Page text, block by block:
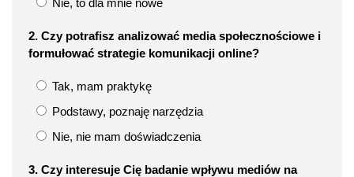
Nie, to dla mnie nowe
2. Czy potrafisz analizować media społecznościowe i
formułować strategie komunikacji online?
Tak, mam praktykę
Podstawy, poznaję narzędzia
Nie, nie mam doświadczenia
3. Czy interesuje Cię badanie wpływu mediów na